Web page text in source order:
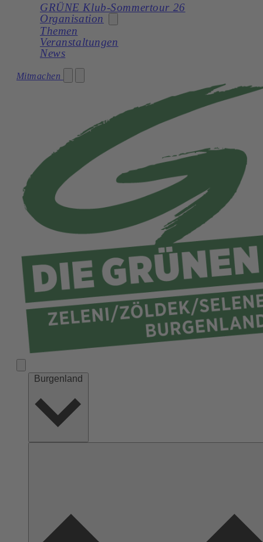
Bund
Burgenland
Kärnten
Niederösterreich
Steiermark
Tirol
Vorarlberg
Wien
GRÜNE Klub-Sommertour 26
Organisation
Landtagsklub
Gemeinden
Netzwerk
Themen
Veranstaltungen
News
Mitmachen
Burgenland